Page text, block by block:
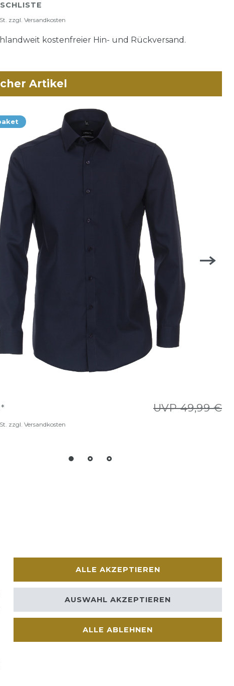
zzgl. Versandkosten
kostenfreier Hin- und Rückversand.
Artikel
UVP 49,99 €
zzgl. Versandkosten
ALLE AKZEPTIEREN
ALLE ABLEHNEN
AUSWAHL AKZEPTIEREN